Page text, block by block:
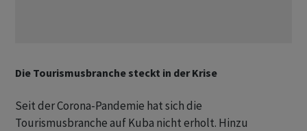
Die Tourismusbranche steckt in der Krise
Seit der Corona-Pandemie hat sich die
Tourismusbranche auf Kuba nicht erholt. Hinzu